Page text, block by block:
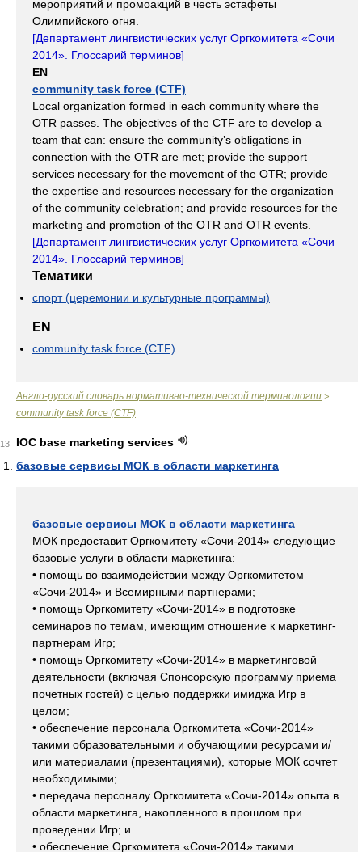
мероприятий и промоакций в честь эстафеты
Олимпийского огня.
[Департамент лингвистических услуг Оргкомитета «Сочи
2014». Глоссарий терминов]
EN
community task force (CTF)
Local organization formed in each community where the
OTR passes. The objectives of the CTF are to develop a
team that can: ensure the community’s obligations in
connection with the OTR are met; provide the support
services necessary for the movement of the OTR; provide
the expertise and resources necessary for the organization
of the community celebration; and provide resources for the
marketing and promotion of the OTR and OTR events.
[Департамент лингвистических услуг Оргкомитета «Сочи
2014». Глоссарий терминов]
Тематики
спорт (церемонии и культурные программы)
EN
community task force (CTF)
Англо-русский словарь нормативно-технической терминологии >
community task force (CTF)
13
IOC base marketing services
базовые сервисы МОК в области маркетинга
базовые сервисы МОК в области маркетинга
МОК предоставит Оргкомитету «Сочи-2014» следующие
базовые услуги в области маркетинга:
• помощь во взаимодействии между Оргкомитетом
«Сочи-2014» и Всемирными партнерами;
• помощь Оргкомитету «Сочи-2014» в подготовке
семинаров по темам, имеющим отношение к маркетинг-
партнерам Игр;
• помощь Оргкомитету «Сочи-2014» в маркетинговой
деятельности (включая Спонсорскую программу приема
почетных гостей) с целью поддержки имиджа Игр в
целом;
• обеспечение персонала Оргкомитета «Сочи-2014»
такими образовательными и обучающими ресурсами и/
или материалами (презентациями), которые МОК сочтет
необходимыми;
• передача персоналу Оргкомитета «Сочи-2014» опыта в
области маркетинга, накопленного в прошлом при
проведении Игр; и
• обеспечение Оргкомитета «Сочи-2014» такими